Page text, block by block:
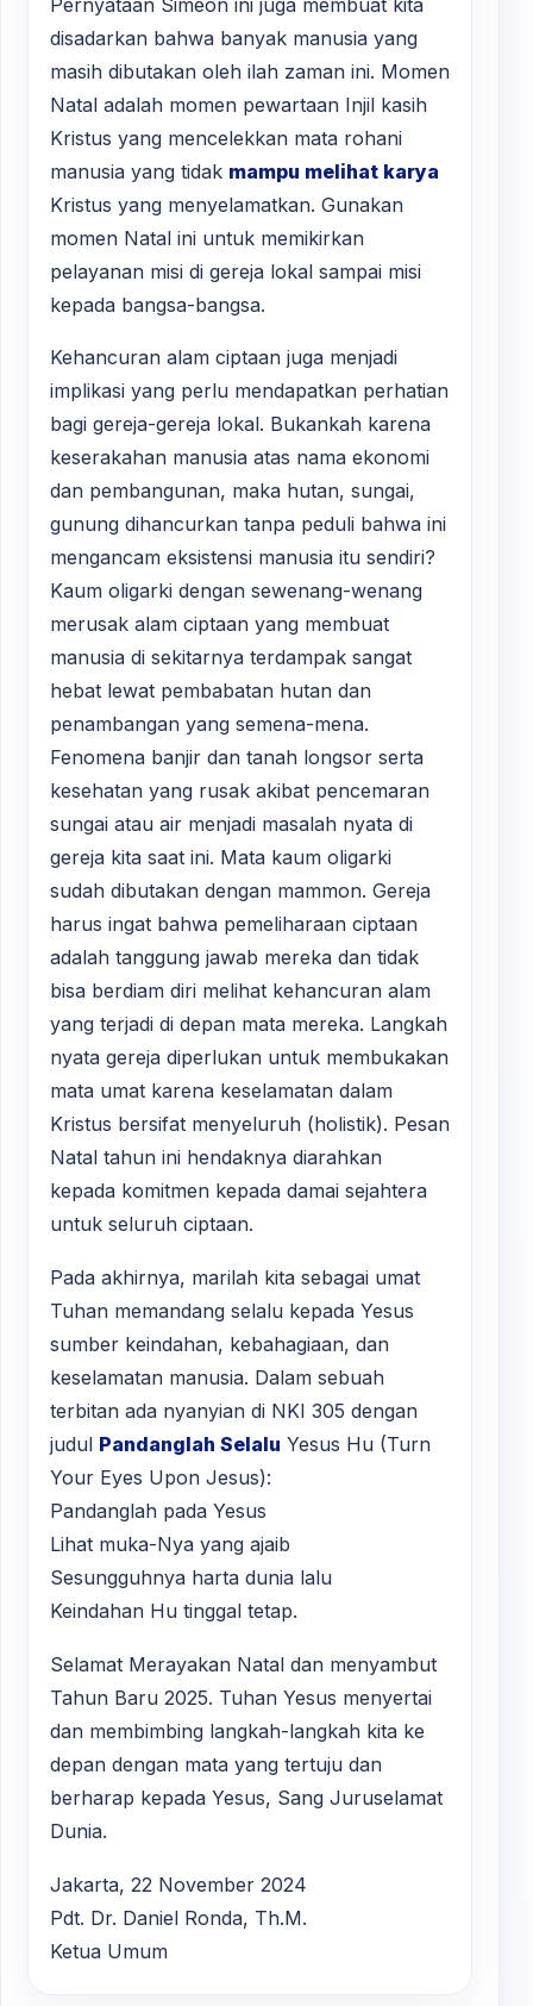
disadarkan bahwa banyak manusia yang
masih dibutakan oleh ilah zaman ini. Momen
Natal adalah momen pewartaan Injil kasih
Kristus yang mencelekkan mata rohani
manusia yang tidak mampu melihat karya
Kristus yang menyelamatkan. Gunakan
momen Natal ini untuk memikirkan
pelayanan misi di gereja lokal sampai misi
kepada bangsa-bangsa.
Kehancuran alam ciptaan juga menjadi
implikasi yang perlu mendapatkan perhatian
bagi gereja-gereja lokal. Bukankah karena
keserakahan manusia atas nama ekonomi
dan pembangunan, maka hutan, sungai,
gunung dihancurkan tanpa peduli bahwa ini
mengancam eksistensi manusia itu sendiri?
Kaum oligarki dengan sewenang-wenang
merusak alam ciptaan yang membuat
manusia di sekitarnya terdampak sangat
hebat lewat pembabatan hutan dan
penambangan yang semena-mena.
Fenomena banjir dan tanah longsor serta
kesehatan yang rusak akibat pencemaran
sungai atau air menjadi masalah nyata di
gereja kita saat ini. Mata kaum oligarki
sudah dibutakan dengan mammon. Gereja
harus ingat bahwa pemeliharaan ciptaan
adalah tanggung jawab mereka dan tidak
bisa berdiam diri melihat kehancuran alam
yang terjadi di depan mata mereka. Langkah
nyata gereja diperlukan untuk membukakan
mata umat karena keselamatan dalam
Kristus bersifat menyeluruh (holistik). Pesan
Natal tahun ini hendaknya diarahkan
kepada komitmen kepada damai sejahtera
untuk seluruh ciptaan.
Pada akhirnya, marilah kita sebagai umat
Tuhan memandang selalu kepada Yesus
sumber keindahan, kebahagiaan, dan
keselamatan manusia. Dalam sebuah
terbitan ada nyanyian di NKI 305 dengan
judul Pandanglah Selalu Yesus Hu (Turn
Your Eyes Upon Jesus):
Pandanglah pada Yesus
Lihat muka-Nya yang ajaib
Sesungguhnya harta dunia lalu
Keindahan Hu tinggal tetap.
Selamat Merayakan Natal dan menyambut
Tahun Baru 2025. Tuhan Yesus menyertai
dan membimbing langkah-langkah kita ke
depan dengan mata yang tertuju dan
berharap kepada Yesus, Sang Juruselamat
Dunia.
Jakarta, 22 November 2024
Pdt. Dr. Daniel Ronda, Th.M.
Ketua Umum